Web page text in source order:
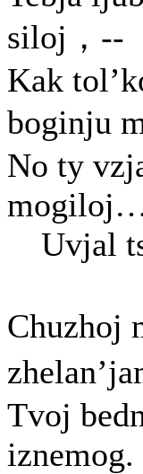
siloj，--
Kak
boginju
No ty
Uvjal
Chuzhoj
Tvoj
iznemog.